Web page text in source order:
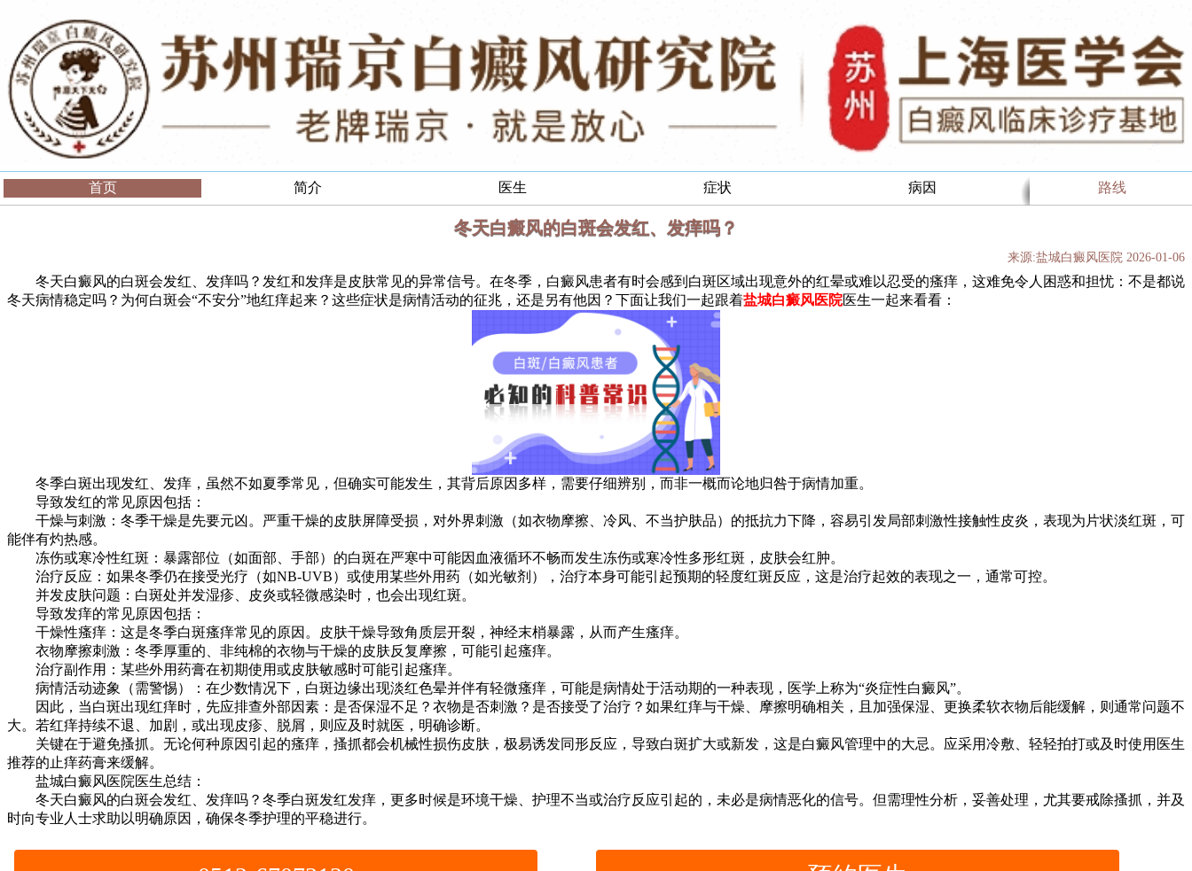
首页 简介 医生 症状 病因 路线
冬天白癜风的白斑会发红、发痒吗？
来源:盐城白癜风医院 2026-01-06
冬天白癜风的白斑会发红、发痒吗？发红和发痒是皮肤常见的异常信号。在冬季，白癜风患者有时会感到白斑区域出现意外的红晕或难以忍受的瘙痒，这难免令人困惑和担忧：不是都说
冬天病情稳定吗？为何白斑会“不安分”地红痒起来？这些症状是病情活动的征兆，还是另有他因？下面让我们一起跟着盐城白癜风医院医生一起来看看：
冬季白斑出现发红、发痒，虽然不如夏季常见，但确实可能发生，其背后原因多样，需要仔细辨别，而非一概而论地归咎于病情加重。
导致发红的常见原因包括：
干燥与刺激：冬季干燥是先要元凶。严重干燥的皮肤屏障受损，对外界刺激（如衣物摩擦、冷风、不当护肤品）的抵抗力下降，容易引发局部刺激性接触性皮炎，表现为片状淡红斑，可
能伴有灼热感。
冻伤或寒冷性红斑：暴露部位（如面部、手部）的白斑在严寒中可能因血液循环不畅而发生冻伤或寒冷性多形红斑，皮肤会红肿。
治疗反应：如果冬季仍在接受光疗（如NB-UVB）或使用某些外用药（如光敏剂），治疗本身可能引起预期的轻度红斑反应，这是治疗起效的表现之一，通常可控。
并发皮肤问题：白斑处并发湿疹、皮炎或轻微感染时，也会出现红斑。
导致发痒的常见原因包括：
干燥性瘙痒：这是冬季白斑瘙痒常见的原因。皮肤干燥导致角质层开裂，神经末梢暴露，从而产生瘙痒。
衣物摩擦刺激：冬季厚重的、非纯棉的衣物与干燥的皮肤反复摩擦，可能引起瘙痒。
治疗副作用：某些外用药膏在初期使用或皮肤敏感时可能引起瘙痒。
病情活动迹象（需警惕）：在少数情况下，白斑边缘出现淡红色晕并伴有轻微瘙痒，可能是病情处于活动期的一种表现，医学上称为“炎症性白癜风”。
因此，当白斑出现红痒时，先应排查外部因素：是否保湿不足？衣物是否刺激？是否接受了治疗？如果红痒与干燥、摩擦明确相关，且加强保湿、更换柔软衣物后能缓解，则通常问题不
大。若红痒持续不退、加剧，或出现皮疹、脱屑，则应及时就医，明确诊断。
关键在于避免搔抓。无论何种原因引起的瘙痒，搔抓都会机械性损伤皮肤，极易诱发同形反应，导致白斑扩大或新发，这是白癜风管理中的大忌。应采用冷敷、轻轻拍打或及时使用医生
推荐的止痒药膏来缓解。
盐城白癜风医院医生总结：
冬天白癜风的白斑会发红、发痒吗？冬季白斑发红发痒，更多时候是环境干燥、护理不当或治疗反应引起的，未必是病情恶化的信号。但需理性分析，妥善处理，尤其要戒除搔抓，并及
时向专业人士求助以明确原因，确保冬季护理的平稳进行。